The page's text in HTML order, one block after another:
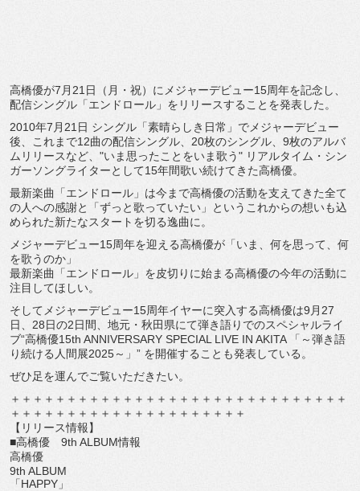
高橋優が7月21日（月・祝） にメジャーデビュー15周年を記念し、
配信シングル「エンドロール」をリリースすることを発表した。
2010年7月21日 シングル「素晴らしき日常」でメジャーデビュー
後、
これまで12曲の配信シングル、20枚のシングル、 9枚のアルバ
ムリリースなど、"いま思ったことをいま歌う" リアルタイム・ シン
ガーソングライターとして15年間歌い続けてきた高橋優。
最新楽曲「エンドロール」 は今まで高橋優の活動を支えてきた全て
の人への感謝と「ずっと歌っていたい」
というこれからの想いも込
められた新たなスタートを切る逸曲に。
メジャーデビュー15周年を迎える高橋優が「いま、何を思って、 何
を歌うのか」
最新楽曲「エンドロール」 を皮切りに始まる高橋優の今年の活動に
注目してほしい。
そしてメジャーデビュー15周年イヤーに突入する高橋優は9月27
日、28日の2日間、地元・ 秋田県にて弾き語りでのスペシャルライ
ブ“高橋優15th ANNIVERSARY SPECIAL LIVE IN AKITA 「～弾き語
り続ける人間展2025～」” を開催することも発表している。
ぜひ足を運んでご覧いただきたい。
＋＋＋＋＋＋＋＋＋＋＋＋＋＋＋＋＋＋＋＋＋＋＋＋＋＋＋＋＋＋
＋＋＋＋＋＋＋＋＋＋＋＋＋＋＋＋＋＋＋＋＋
【リリース情報】
■高橋優 9th ALBUM情報
高橋優
9th ALBUM
「HAPPY」